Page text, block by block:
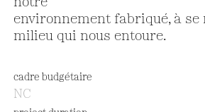
environnement fabriqué, à se
milieu qui nous entoure.
cadre budgétaire
NC